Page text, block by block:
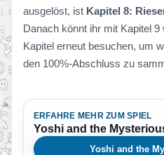
ausgelöst, ist Kapitel 8:
Danach könnt ihr mit Kapitel
Kapitel erneut besuchen, um
den 100%-Abschluss zu
ERFAHRE MEHR ZUM SPIEL
Yoshi and the
Yoshi and the